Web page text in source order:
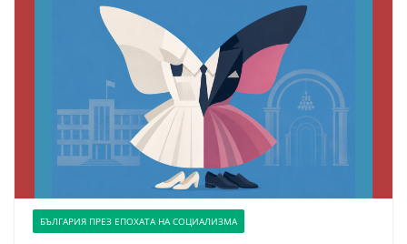
БЪЛГАРИЯ ПРЕЗ ЕПОХАТА НА СОЦИАЛИЗМА